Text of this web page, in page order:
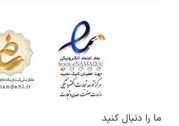
ما را دنبال کنید